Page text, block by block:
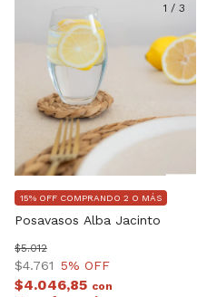
1 / 3
Posavasos Alba Jacinto
$4.761
$5.012
5% OFF
15% OFF COMPRANDO 2 O MÁS
$4.046,85 con